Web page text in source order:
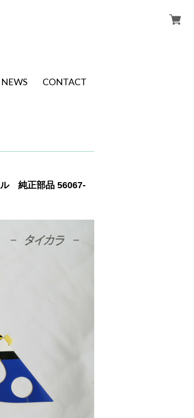
NEWS CONTACT
ル 純正部品 56067-